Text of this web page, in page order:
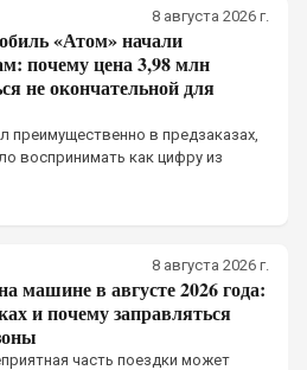
8 августа 2026 г.
«Атом» начали
почему цена 3,98 млн
не окончательной для
преимущественно в предзаказах,
воспринимать как цифру из
8 августа 2026 г.
машине в августе 2026 года:
и почему заправляться
часть поездки может